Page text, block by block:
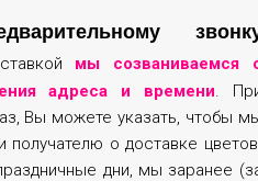
мы созваниваемся
адреса и времени.
Вы можете указать, чтобы
о доставке
дни, мы заранее